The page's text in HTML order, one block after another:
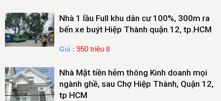
Nhà 1 lầu Full khu dân cư 100%, 300m ra
bến xe buýt Hiệp Thành quận 12, tp.HCM
Giá : 950 triệu tl
Nhà Mặt tiền hẻm thông Kinh doanh mọi
ngành ghề, sau Chợ Hiệp Thành, Quận 12,
tp HCM